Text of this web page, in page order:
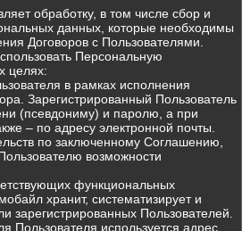
обработку, в том числе сбор и
данных, которые необходимы
Договоров с Пользователями.
Персональную
целях:
в рамках исполнения
Зарегистрированный Пользователь
(псевдониму) и паролю, а при
– по адресу электронной почты.
по заключенному Соглашению,
возможности
функциональных
хранит, систематизирует и
зарегистрированных Пользователей.
Пользователя используется адрес